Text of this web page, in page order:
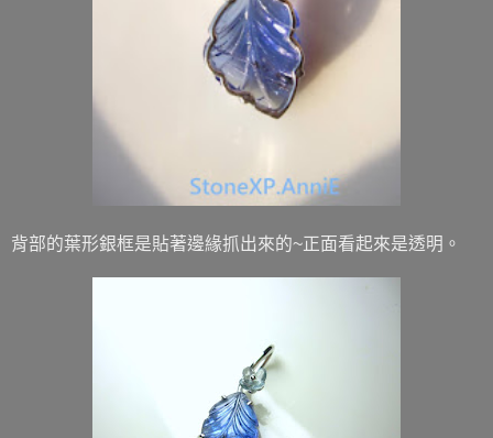
背部的葉形銀框是貼著邊緣抓出來的~正面看起來是透明。